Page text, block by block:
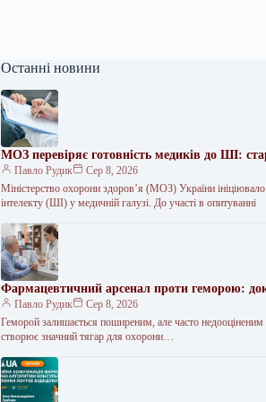
Останні новини
МОЗ перевіряє готовність медиків до ШІ:
Павло Рудик
Сер 8, 2026
Міністерство охорони здоров’я (МОЗ) України
інтелекту (ШІ) у медичній галузі. До участі в опитуванні
Фармацевтичний арсенал проти геморою:
Павло Рудик
Сер 8, 2026
Геморой залишається поширеним, але часто
створює значний тягар для охорони…